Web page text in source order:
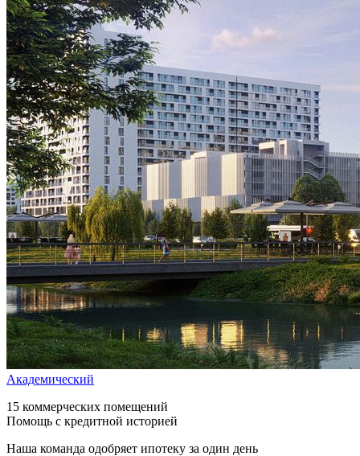
Академический
15 коммерческих помещений
Помощь с кредитной историей
Наша команда одобряет ипотеку за один день